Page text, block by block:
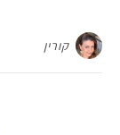
קורין